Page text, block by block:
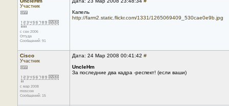
Участник
с сен 2006
Оттуда
Сообщений: 91
Капель
http://farm2.static.flickr.com/1331/1265069409_530cae0e9b.jpg
Cisco
Участник
с мар 2008
moscow
Сообщений: 15
Дата: 24 Мар 2008 00:41:42 #
UncleHm
За последние два кадра -респект! (если ваши)